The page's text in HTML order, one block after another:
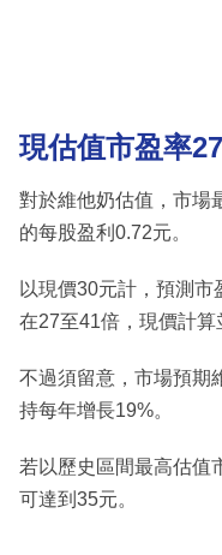
現估值市盈率
對於維他奶估值，市場
的每股盈利0.72元。
以現價30元計，預測
在27至41倍，現價計算
不過須留意，市場預期
持每年增長19%。
若以歷史區間最高估值
可達到35元。